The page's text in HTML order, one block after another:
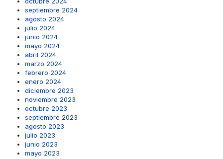
septiembre 2024
agosto 2024
julio 2024
junio 2024
mayo 2024
abril 2024
marzo 2024
febrero 2024
enero 2024
diciembre 2023
noviembre 2023
octubre 2023
septiembre 2023
agosto 2023
julio 2023
junio 2023
mayo 2023